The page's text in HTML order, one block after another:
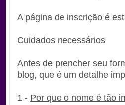
A página de inscrição é
Cuidados necessários
Antes de prencher seu
blog, que é um detalhe
1 - Por que o nome é tão